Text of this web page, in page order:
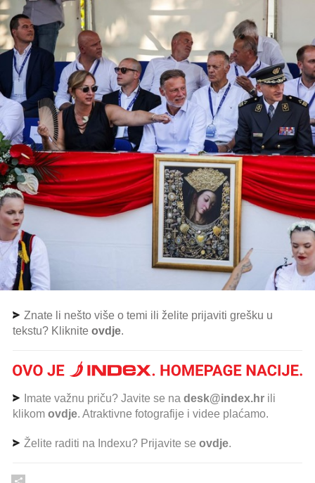
Znate li nešto više o temi ili želite prijaviti grešku u
tekstu? Kliknite ovdje.
Imate važnu priču? Javite se na desk@index.hr ili
klikom ovdje. Atraktivne fotografije i videe plaćamo.
Želite raditi na Indexu? Prijavite se ovdje.